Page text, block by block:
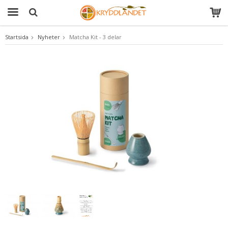
Produkten har blivit tillagd i varukorgen
Startsida Nyheter Matcha Kit - 3 delar